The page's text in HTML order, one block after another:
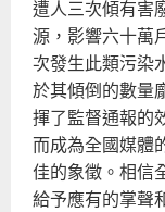
遭人三次傾有害
源，影響六十萬
次發生此類污染
於其傾倒的數量
揮了監督通報的
而成為全國媒體
佳的象徵。相信
給予應有的掌聲